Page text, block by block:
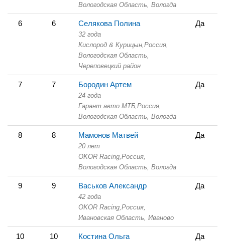
Вологодская Область, Вологда
6 6 Селякова Полина
32 года
Кислород & Курицын, Россия,
Вологодская Область,
Череповецкий район
Да
7 7 Бородин Артем
24 года
Гарант авто МТБ, Россия,
Вологодская Область, Вологда
Да
8 8 Мамонов Матвей
20 лет
OKOR Racing, Россия,
Вологодская Область, Вологда
Да
9 9 Васьков Александр
42 года
OKOR Racing, Россия,
Ивановская Область, Иваново
Да
10 10 Костина Ольга Да